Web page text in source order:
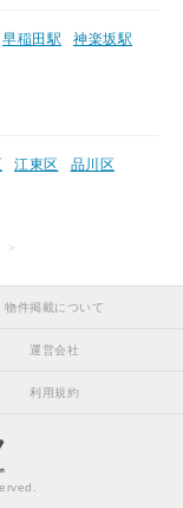
早稲田駅
神楽坂駅
江東区
品川区
物件掲載について
運営会社
利用規約